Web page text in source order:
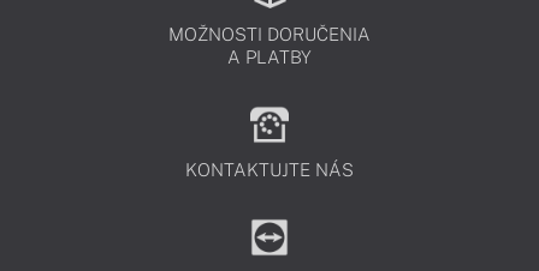
MOŽNOSTI DORUČENIA
A PLATBY
KONTAKTUJTE NÁS